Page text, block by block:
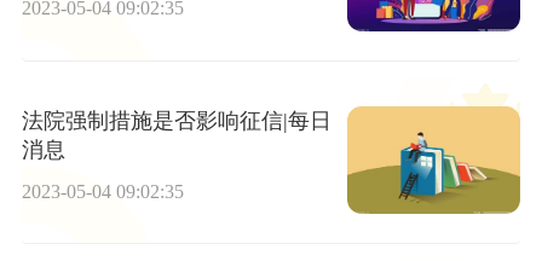
2023-05-04 09:02:35
法院强制措施是否影响征信|每日
消息
2023-05-04 09:02:35